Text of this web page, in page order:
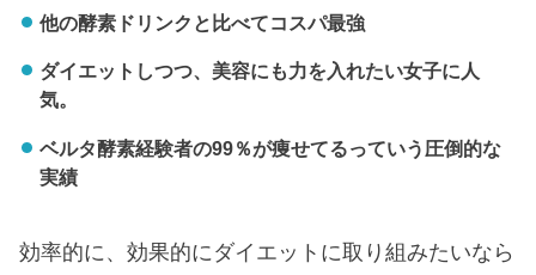
他の酵素ドリンクと比べてコスパ最強
ダイエットしつつ、美容にも力を入れたい女子に人
気。
ベルタ酵素経験者の99％が痩せてるっていう圧倒的な
実績
効率的に、効果的にダイエットに取り組みたいなら